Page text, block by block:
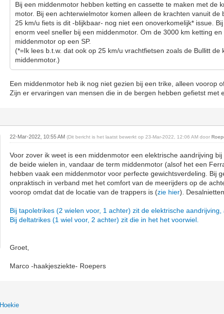
Bij een middenmotor hebben ketting en cassette te maken met de
motor. Bij een achterwielmotor komen alleen de krachten vanuit
25 km/u fiets is dit -blijkbaar- nog niet een onoverkomelijk* issue.
enorm veel sneller bij een middenmotor. Om de 3000 km ketting
middenmotor op een SP.
(*=Ik lees b.t.w. dat ook op 25 km/u vrachtfietsen zoals de Bullitt
middenmotor.)
Een middenmotor heb ik nog niet gezien bij een trike, alleen voorop
Zijn er ervaringen van mensen die in de bergen hebben gefietst met
22-Mar-2022, 10:55 AM(Dit bericht is het laatst bewerkt op 23-Mar-2022, 12:06 AM door
Voor zover ik weet is een middenmotor een elektrische aandrijving
de beide wielen in, vandaar de term middenmotor (alsof het een
hebben vaak een middenmotor voor perfecte gewichtsverdeling. Bij
onpraktisch in verband met het comfort van de meerijders op de
voorop omdat dat de locatie van de trappers is (zie hier).
Bij tapoletrikes (2 wielen voor, 1 achter) zit de elektrische
Bij deltatrikes (1 wiel voor, 2 achter) zit die in het het voorwiel.
Groet,
Marco -haakjesziekte- Roepers
Hoekie